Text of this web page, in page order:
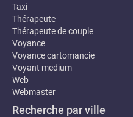
Taxi
Thérapeute
Thérapeute de couple
Voyance
Voyance cartomancie
Voyant medium
Web
Webmaster
Recherche par ville